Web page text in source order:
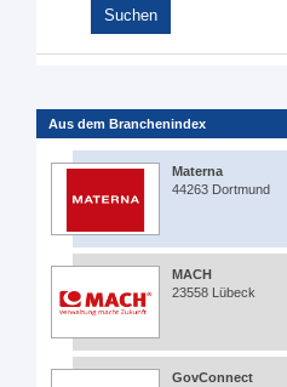
Aus dem Branchenindex
Materna
44263 Dortmund
MACH
23558 Lübeck
GovConnect